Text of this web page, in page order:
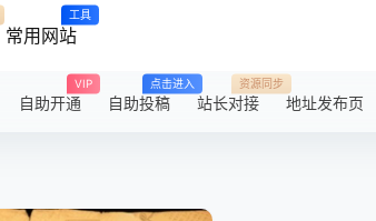
常用网站
工具
自助开通
VIP
自助投稿
点击进入
站长对接
资源同步
地址发布页